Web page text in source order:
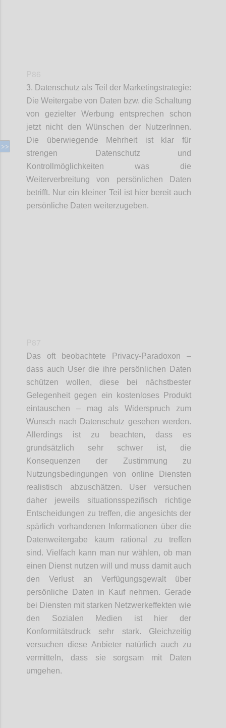
3. Datenschutz als Teil der Marketingstrategie:
Die Weitergabe von Daten bzw. die Schaltung
von gezielter Werbung entsprechen schon
jetzt nicht den Wünschen der NutzerInnen.
Die überwiegende Mehrheit ist klar für
strengen Datenschutz und
Kontrollmöglichkeiten was die
Weiterverbreitung von persönlichen Daten
betrifft. Nur ein kleiner Teil ist hier bereit auch
persönliche Daten weiterzugeben.
Das oft beobachtete Privacy-Paradoxon –
dass auch User die ihre persönlichen Daten
schützen wollen, diese bei nächstbester
Gelegenheit gegen ein kostenloses Produkt
eintauschen – mag als Widerspruch zum
Wunsch nach Datenschutz gesehen werden.
Allerdings ist zu beachten, dass es
grundsätzlich sehr schwer ist, die
Konsequenzen der Zustimmung zu
Nutzungsbedingungen von online Diensten
realistisch abzuschätzen. User versuchen
daher jeweils situationsspezifisch richtige
Entscheidungen zu treffen, die angesichts der
spärlich vorhandenen Informationen über die
Datenweitergabe kaum rational zu treffen
sind. Vielfach kann man nur wählen, ob man
einen Dienst nutzen will und muss damit auch
den Verlust an Verfügungsgewalt über
persönliche Daten in Kauf nehmen. Gerade
bei Diensten mit starken Netzwerkeffekten wie
den Sozialen Medien ist hier der
Konformitätsdruck sehr stark. Gleichzeitig
versuchen diese Anbieter natürlich auch zu
vermitteln, dass sie sorgsam mit Daten
umgehen.